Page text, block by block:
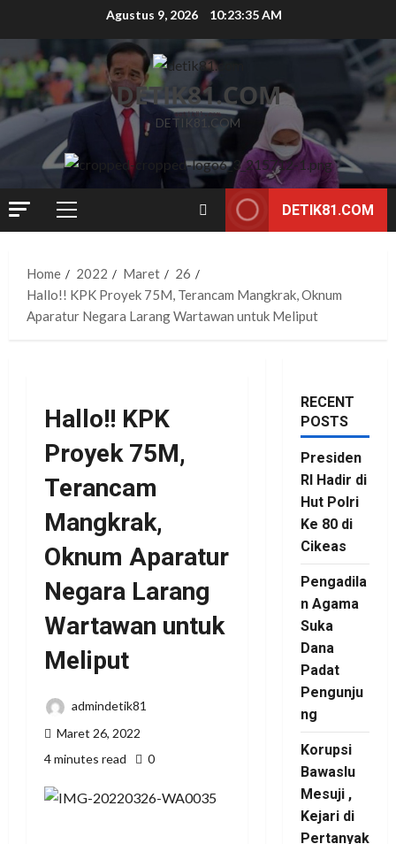
content
Agustus 9, 2026 10:23:36 AM
DETIK81.COM
DETIK81.COM
Primary
DETIK81.COM
Home 2022 Maret
26
Hallo!! KPK Proyek 75M, Terancam Mangkrak, Oknum
Aparatur Negara Larang Wartawan untuk Meliput
Hallo!! KPK
Proyek 75M,
Terancam
Mangkrak,
Oknum Aparatur
Negara Larang
Wartawan untuk
Meliput
admindetik81
Maret 26, 2022
4 minutes read
0
RECENT
POSTS
Presiden
RI Hadir di
Hut Polri
Ke 80 di
Cikeas
Pengadila
n Agama
Suka
Dana
Padat
Pengunju
ng
Korupsi
Bawaslu
Mesuji ,
Kejari di
Pertanyak